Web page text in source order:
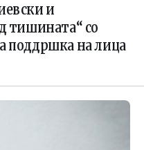
и
тишината“ со
поддршка на лица